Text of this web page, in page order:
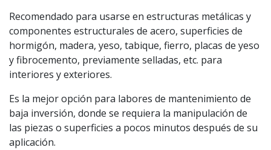
Recomendado para usarse en estructuras metálicas y
componentes estructurales de acero, superficies de
hormigón, madera, yeso, tabique, fierro, placas de yeso
y fibrocemento, previamente selladas, etc. para
interiores y exteriores.
Es la mejor opción para labores de mantenimiento de
baja inversión, donde se requiera la manipulación de
las piezas o superficies a pocos minutos después de su
aplicación.